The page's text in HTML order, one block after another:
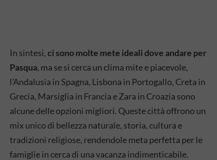
In sintesi,ci sono molte mete ideali dove andare per
Pasqua, ma se si cerca un clima mite e piacevole,
l’Andalusia in Spagna, Lisbona in Portogallo, Creta in
Grecia, Marsiglia in Francia e Zara in Croazia sono
alcune delle opzioni migliori. Queste città offrono un
mix unico di bellezza naturale, storia, cultura e
tradizioni religiose, rendendole meta perfetta per le
famiglie in cerca di una vacanza indimenticabile.